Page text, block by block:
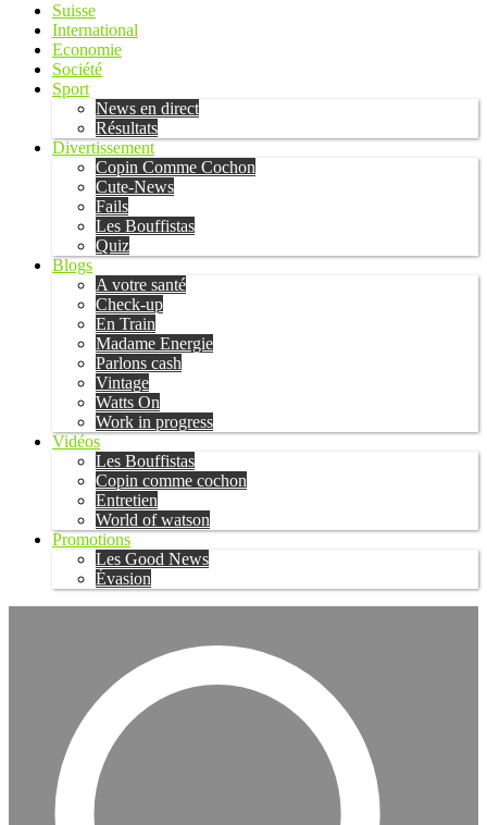
Suisse
International
Economie
Société
Sport
News en direct
Résultats
Divertissement
Copin Comme Cochon
Cute-News
Fails
Les Bouffistas
Quiz
Blogs
A votre santé
Check-up
En Train
Madame Energie
Parlons cash
Vintage
Watts On
Work in progress
Vidéos
Les Bouffistas
Copin comme cochon
Entretien
World of watson
Promotions
Les Good News
Évasion